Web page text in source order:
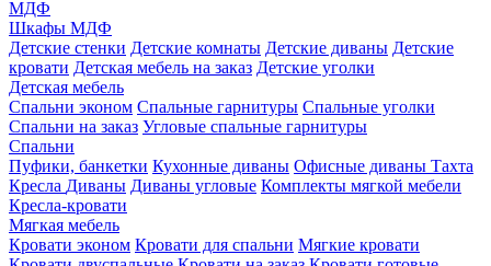
МДФ
Шкафы МДФ
Детские стенки Детские комнаты Детские диваны Детские
кровати Детская мебель на заказ Детские уголки
Детская мебель
Спальни эконом Спальные гарнитуры Спальные уголки
Спальни на заказ Угловые спальные гарнитуры
Спальни
Пуфики, банкетки Кухонные диваны Офисные диваны Тахта
Кресла Диваны Диваны угловые Комплекты мягкой мебели
Кресла-кровати
Мягкая мебель
Кровати эконом Кровати для спальни Мягкие кровати